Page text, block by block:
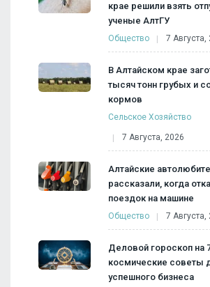
крае решили взять
ученые АлтГУ
Общество 7 Августа,
В Алтайском крае
тысяч тонн грубых и
кормов
Сельское Хозяйство
7 Августа, 2026
Алтайские
рассказали, когда
поездок на машине
Общество 7 Августа,
Деловой гороскоп на
космические советы
успешного бизнеса